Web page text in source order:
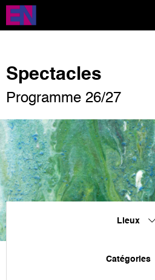
Aller
contenu
Spectacles
Programme 26/27
Lieux
Catégories